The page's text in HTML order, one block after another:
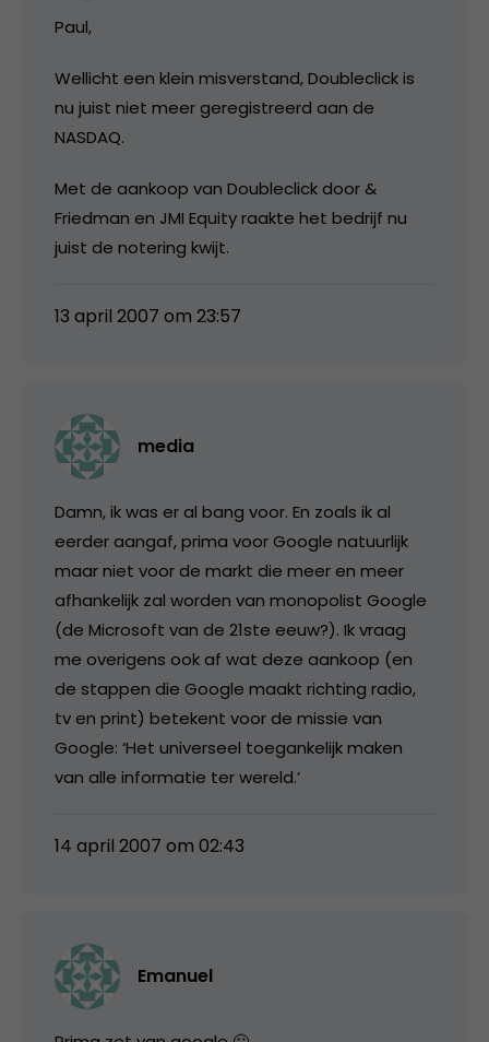
Paul,
Wellicht een klein misverstand, Doubleclick is
nu juist niet meer geregistreerd aan de
NASDAQ.
Met de aankoop van Doubleclick door &
Friedman en JMI Equity raakte het bedrijf nu
juist de notering kwijt.
13 april 2007 om 23:57
media
Damn, ik was er al bang voor. En zoals ik al
eerder aangaf, prima voor Google natuurlijk
maar niet voor de markt die meer en meer
afhankelijk zal worden van monopolist Google
(de Microsoft van de 21ste eeuw?). Ik vraag
me overigens ook af wat deze aankoop (en
de stappen die Google maakt richting radio,
tv en print) betekent voor de missie van
Google: ‘Het universeel toegankelijk maken
van alle informatie ter wereld.’
14 april 2007 om 02:43
Emanuel